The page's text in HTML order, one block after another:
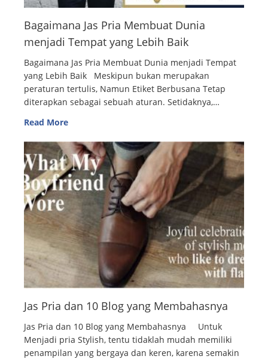
Bagaimana Jas Pria Membuat Dunia
menjadi Tempat yang Lebih Baik
Bagaimana Jas Pria Membuat Dunia menjadi Tempat
yang Lebih Baik Meskipun bukan merupakan
peraturan tertulis, Namun Etiket Berbusana Tetap
diterapkan sebagai sebuah aturan. Setidaknya,…
Read More
Jas Pria dan 10 Blog yang Membahasnya
Jas Pria dan 10 Blog yang Membahasnya Untuk
Menjadi pria Stylish, tentu tidaklah mudah memiliki
penampilan yang bergaya dan keren, karena semakin